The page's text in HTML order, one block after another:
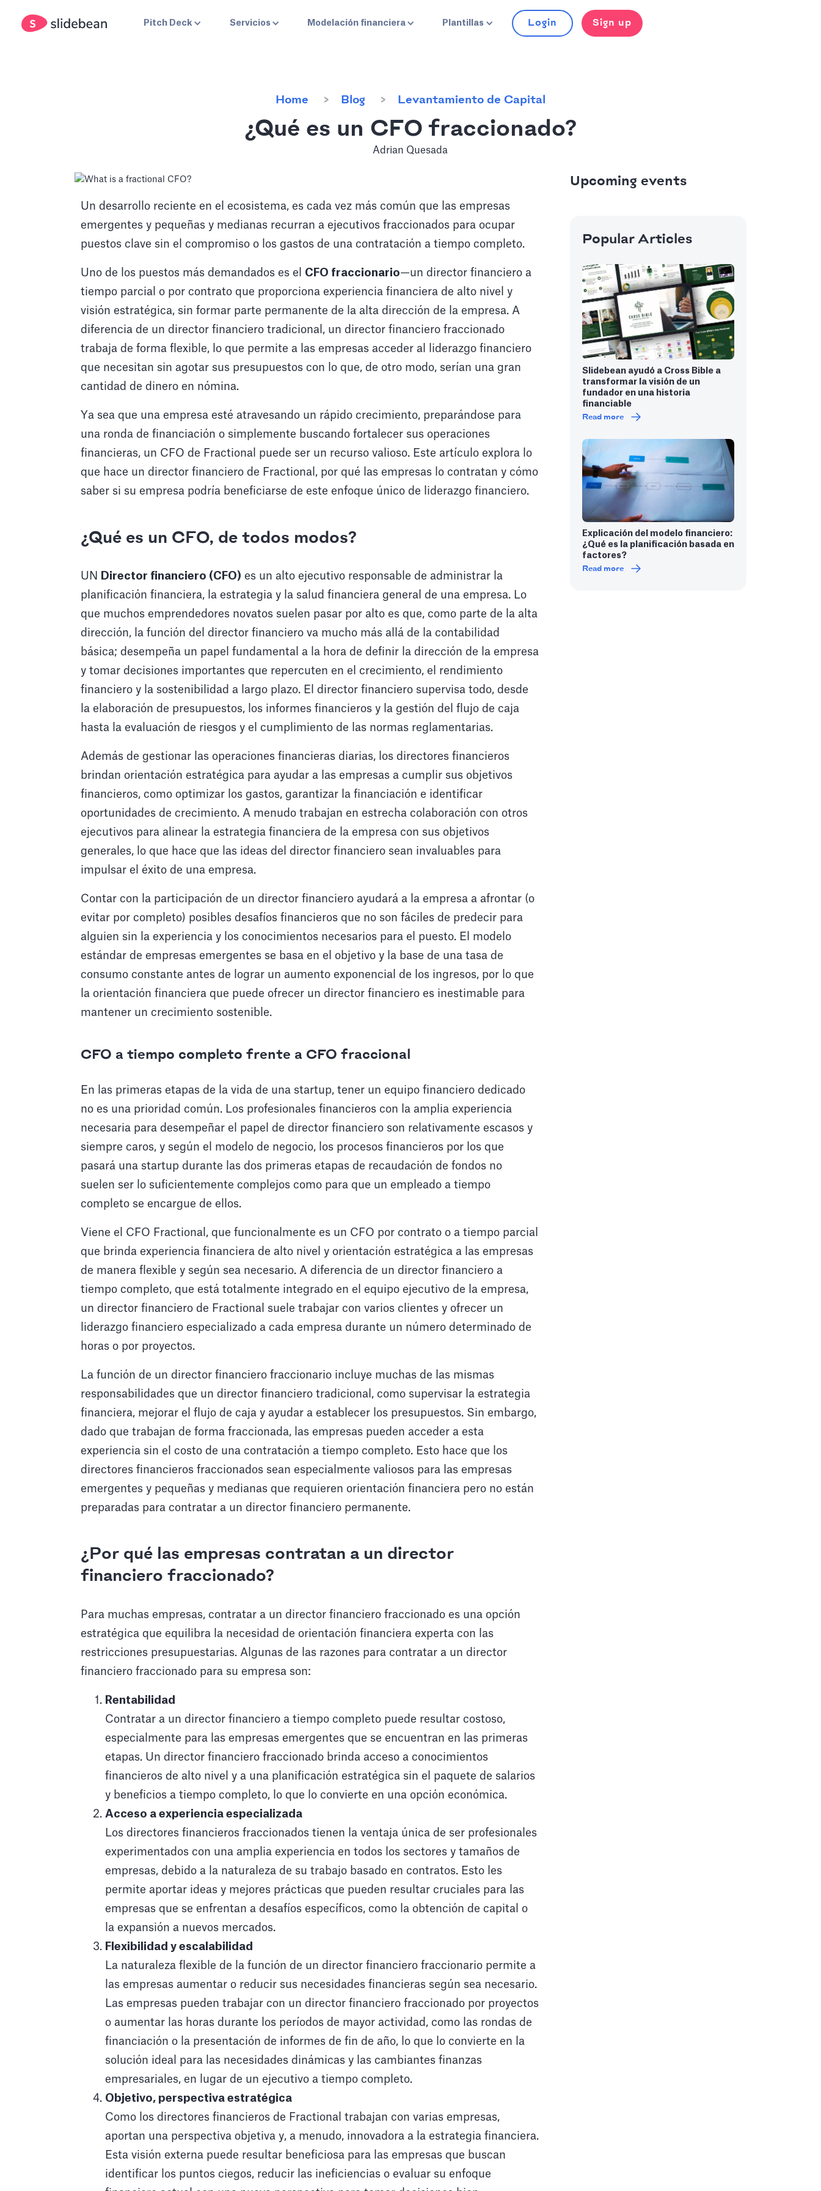
Pitch Deck Servicios Modelación financiera Plantillas Login Sign up
Home Blog Levantamiento de Capital
¿Qué es un CFO fraccionado?
Adrian Quesada
Un desarrollo reciente en el ecosistema, es cada vez más común que las empresas
emergentes y pequeñas y medianas recurran a ejecutivos fraccionados para ocupar
puestos clave sin el compromiso o los gastos de una contratación a tiempo completo.
Uno de los puestos más demandados es el CFO fraccionario—un director financiero a
tiempo parcial o por contrato que proporciona experiencia financiera de alto nivel y
visión estratégica, sin formar parte permanente de la alta dirección de la empresa. A
diferencia de un director financiero tradicional, un director financiero fraccionado
trabaja de forma flexible, lo que permite a las empresas acceder al liderazgo financiero
que necesitan sin agotar sus presupuestos con lo que, de otro modo, serían una gran
cantidad de dinero en nómina.
Ya sea que una empresa esté atravesando un rápido crecimiento, preparándose para
una ronda de financiación o simplemente buscando fortalecer sus operaciones
financieras, un CFO de Fractional puede ser un recurso valioso. Este artículo explora lo
que hace un director financiero de Fractional, por qué las empresas lo contratan y cómo
saber si su empresa podría beneficiarse de este enfoque único de liderazgo financiero.
¿Qué es un CFO, de todos modos?
UN Director financiero (CFO) es un alto ejecutivo responsable de administrar la
planificación financiera, la estrategia y la salud financiera general de una empresa. Lo
que muchos emprendedores novatos suelen pasar por alto es que, como parte de la alta
dirección, la función del director financiero va mucho más allá de la contabilidad
básica; desempeña un papel fundamental a la hora de definir la dirección de la empresa
y tomar decisiones importantes que repercuten en el crecimiento, el rendimiento
financiero y la sostenibilidad a largo plazo. El director financiero supervisa todo, desde
la elaboración de presupuestos, los informes financieros y la gestión del flujo de caja
hasta la evaluación de riesgos y el cumplimiento de las normas reglamentarias.
Además de gestionar las operaciones financieras diarias, los directores financieros
brindan orientación estratégica para ayudar a las empresas a cumplir sus objetivos
financieros, como optimizar los gastos, garantizar la financiación e identificar
oportunidades de crecimiento. A menudo trabajan en estrecha colaboración con otros
ejecutivos para alinear la estrategia financiera de la empresa con sus objetivos
generales, lo que hace que las ideas del director financiero sean invaluables para
impulsar el éxito de una empresa.
Contar con la participación de un director financiero ayudará a la empresa a afrontar (o
evitar por completo) posibles desafíos financieros que no son fáciles de predecir para
alguien sin la experiencia y los conocimientos necesarios para el puesto. El modelo
estándar de empresas emergentes se basa en el objetivo y la base de una tasa de
consumo constante antes de lograr un aumento exponencial de los ingresos, por lo que
la orientación financiera que puede ofrecer un director financiero es inestimable para
mantener un crecimiento sostenible.
CFO a tiempo completo frente a CFO fraccional
En las primeras etapas de la vida de una startup, tener un equipo financiero dedicado
no es una prioridad común. Los profesionales financieros con la amplia experiencia
necesaria para desempeñar el papel de director financiero son relativamente escasos y
siempre caros, y según el modelo de negocio, los procesos financieros por los que
pasará una startup durante las dos primeras etapas de recaudación de fondos no
suelen ser lo suficientemente complejos como para que un empleado a tiempo
completo se encargue de ellos.
Viene el CFO Fractional, que funcionalmente es un CFO por contrato o a tiempo parcial
que brinda experiencia financiera de alto nivel y orientación estratégica a las empresas
de manera flexible y según sea necesario. A diferencia de un director financiero a
tiempo completo, que está totalmente integrado en el equipo ejecutivo de la empresa,
un director financiero de Fractional suele trabajar con varios clientes y ofrecer un
liderazgo financiero especializado a cada empresa durante un número determinado de
horas o por proyectos.
La función de un director financiero fraccionario incluye muchas de las mismas
responsabilidades que un director financiero tradicional, como supervisar la estrategia
financiera, mejorar el flujo de caja y ayudar a establecer los presupuestos. Sin embargo,
dado que trabajan de forma fraccionada, las empresas pueden acceder a esta
experiencia sin el costo de una contratación a tiempo completo. Esto hace que los
directores financieros fraccionados sean especialmente valiosos para las empresas
emergentes y pequeñas y medianas que requieren orientación financiera pero no están
preparadas para contratar a un director financiero permanente.
¿Por qué las empresas contratan a un director
financiero fraccionado?
Para muchas empresas, contratar a un director financiero fraccionado es una opción
estratégica que equilibra la necesidad de orientación financiera experta con las
restricciones presupuestarias. Algunas de las razones para contratar a un director
financiero fraccionado para su empresa son:
Rentabilidad
Contratar a un director financiero a tiempo completo puede resultar costoso,
especialmente para las empresas emergentes que se encuentran en las primeras
etapas. Un director financiero fraccionado brinda acceso a conocimientos
financieros de alto nivel y a una planificación estratégica sin el paquete de salarios
y beneficios a tiempo completo, lo que lo convierte en una opción económica.
Acceso a experiencia especializada
Los directores financieros fraccionados tienen la ventaja única de ser profesionales
experimentados con una amplia experiencia en todos los sectores y tamaños de
empresas, debido a la naturaleza de su trabajo basado en contratos. Esto les
permite aportar ideas y mejores prácticas que pueden resultar cruciales para las
empresas que se enfrentan a desafíos específicos, como la obtención de capital o
la expansión a nuevos mercados.
Flexibilidad y escalabilidad
La naturaleza flexible de la función de un director financiero fraccionario permite a
las empresas aumentar o reducir sus necesidades financieras según sea necesario.
Las empresas pueden trabajar con un director financiero fraccionado por proyectos
o aumentar las horas durante los períodos de mayor actividad, como las rondas de
financiación o la presentación de informes de fin de año, lo que lo convierte en la
solución ideal para las necesidades dinámicas y las cambiantes finanzas
empresariales, en lugar de un ejecutivo a tiempo completo.
Objetivo, perspectiva estratégica
Como los directores financieros de Fractional trabajan con varias empresas,
aportan una perspectiva objetiva y, a menudo, innovadora a la estrategia financiera.
Esta visión externa puede resultar beneficiosa para las empresas que buscan
identificar los puntos ciegos, reducir las ineficiencias o evaluar su enfoque
Upcoming events
Popular Articles
Slidebean ayudó a Cross Bible a
transformar la visión de un
fundador en una historia
financiable
Read more
Explicación del modelo financiero:
¿Qué es la planificación basada en
factores?
Read more